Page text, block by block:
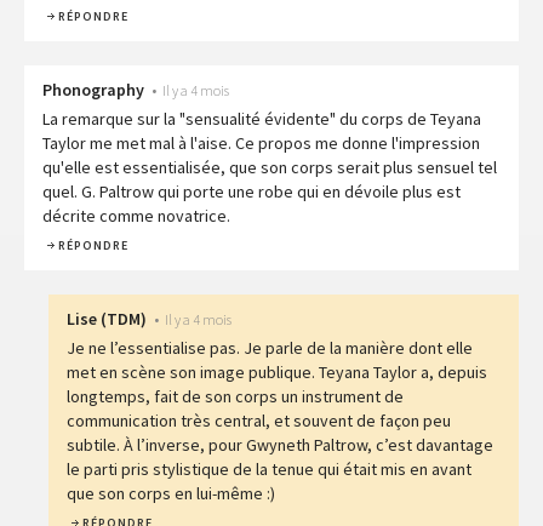
RÉPONDRE
Phonography • Il y a 4 mois
La remarque sur la "sensualité évidente" du corps de Teyana
Taylor me met mal à l'aise. Ce propos me donne l'impression
qu'elle est essentialisée, que son corps serait plus sensuel tel
quel. G. Paltrow qui porte une robe qui en dévoile plus est
décrite comme novatrice.
RÉPONDRE
Lise (TDM) • Il y a 4 mois
Je ne l’essentialise pas. Je parle de la manière dont elle
met en scène son image publique. Teyana Taylor a, depuis
longtemps, fait de son corps un instrument de
communication très central, et souvent de façon peu
subtile. À l’inverse, pour Gwyneth Paltrow, c’est davantage
le parti pris stylistique de la tenue qui était mis en avant
que son corps en lui-même :)